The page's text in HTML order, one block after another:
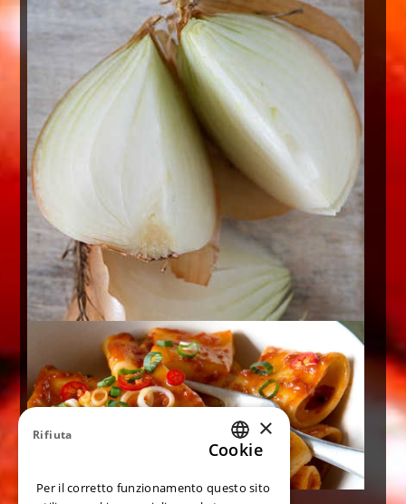
ENGLISH
×
Cookie
Per il corretto funzionamento questo sito
Rifiuta